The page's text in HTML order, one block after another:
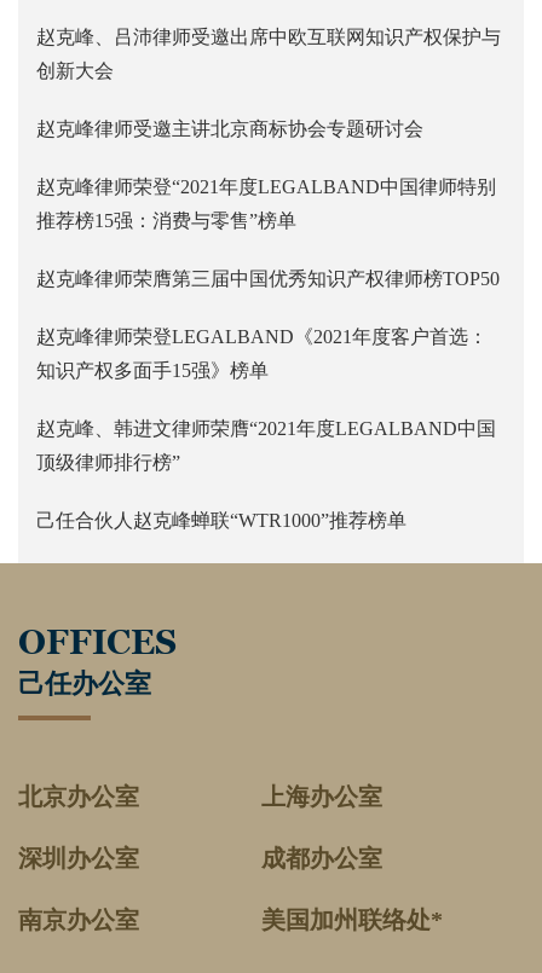
赵克峰、吕沛律师受邀出席中欧互联网知识产权保护与
创新大会
赵克峰律师受邀主讲北京商标协会专题研讨会
赵克峰律师荣登“2021年度LEGALBAND中国律师特别
推荐榜15强：消费与零售”榜单
赵克峰律师荣膺第三届中国优秀知识产权律师榜TOP50
赵克峰律师荣登LEGALBAND《2021年度客户首选：
知识产权多面手15强》榜单
赵克峰、韩进文律师荣膺“2021年度LEGALBAND中国
顶级律师排行榜”
己任合伙人赵克峰蝉联“WTR1000”推荐榜单
OFFICES
己任办公室
北京办公室 上海办公室
深圳办公室 成都办公室
南京办公室 美国加州联络处*